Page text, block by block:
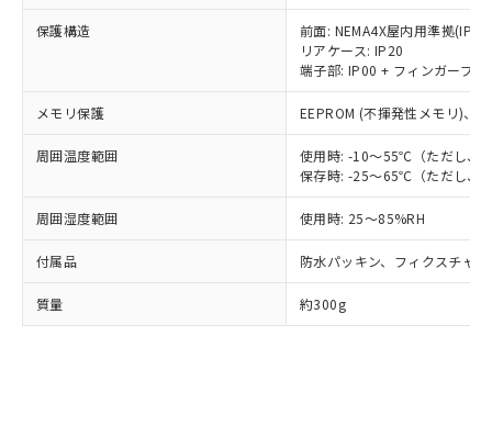
保護構造
前面: NEMA4X屋内用準拠
リアケース: IP20
端子部: IP00 + フィンガープ
メモリ保護 EEPROM (不揮発性メモリ)、
周囲温度範囲
使用時: -10～55℃（ただし、
保存時: -25～65℃（ただし、
周囲湿度範囲 使用時: 25～85%RH
付属品 防水パッキン、フィクスチャ
質量 約300g
ビス）をご利用いただくには、I-Web
メンバーズにご登録されている必要が
お客様が当ウェブサイト上で当社にご
および当社の共同利用者が、当社の製
品・サービスに関するお客様との取
引・商談に必要な範囲で利用すること
※当社の共同利用者とは、"個人情報
の「1.共同利
用者の範囲」に記載されている法人を
※3 非含有証明書ダウンロード
下記の非含有証明書をダウンロードするこ
とができます。
EU RoHS指令（10物質）の非含有証明書
51物質の非含有証明書（当社基準）
※本証明書は発行日時点で非含有を証明す
また、RoHS指令のフタル酸エステル類４
及ぼさない年数を意味します。
「－」：未確認です。当社販売部門へお問
り引きをいたしません。
キャンセル
情報を公開していない機種